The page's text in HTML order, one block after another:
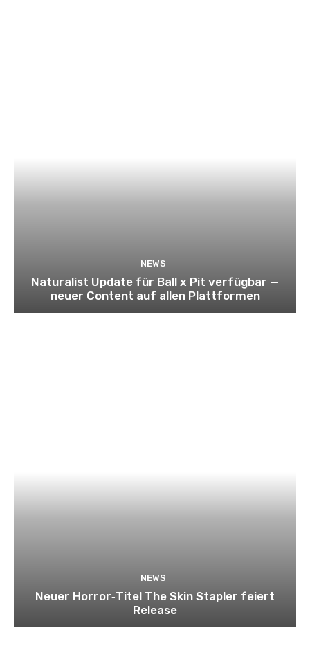
NEWS
Naturalist Update für Ball x Pit verfügbar —
neuer Content auf allen Plattformen
NEWS
Neuer Horror‑Titel The Skin Stapler feiert
Release